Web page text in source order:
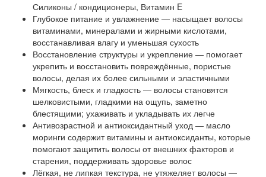
Силиконы / кондиционеры, Витамин E
Глубокое питание и увлажнение — насыщает волосы
витаминами, минералами и жирными кислотами,
восстанавливая влагу и уменьшая сухость
Восстановление структуры и укрепление — помогает
укрепить и восстановить повреждённые, пористые
волосы, делая их более сильными и эластичными
Мягкость, блеск и гладкость — волосы становятся
шелковистыми, гладкими на ощупь, заметно
блестящими; ухаживать и укладывать их легче
Антивозрастной и антиоксидантный уход — масло
моринги содержит витамины и антиоксиданты, которые
помогают защитить волосы от внешних факторов и
старения, поддерживать здоровье волос
Лёгкая, не липкая текстура, не утяжеляет волосы —